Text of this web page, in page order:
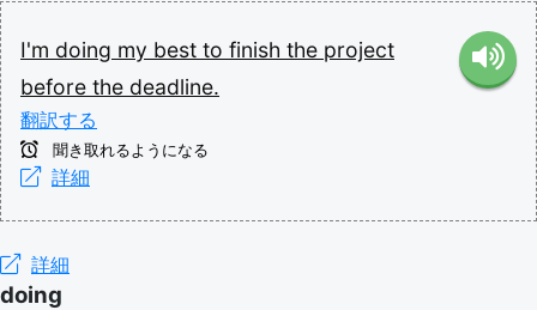
I'm doing my best to finish the project
before the deadline.
翻訳する
聞き取れるようになる
詳細
詳細
doing